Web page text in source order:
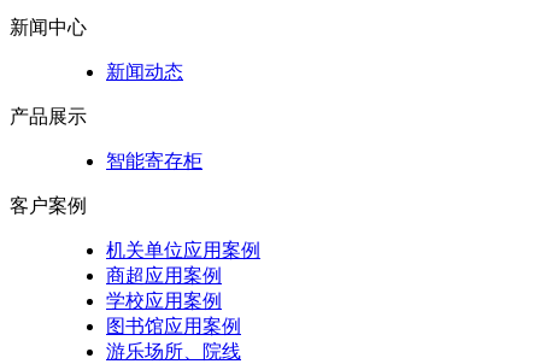
新闻中心
新闻动态
产品展示
智能寄存柜
客户案例
机关单位应用案例
商超应用案例
学校应用案例
图书馆应用案例
游乐场所、院线